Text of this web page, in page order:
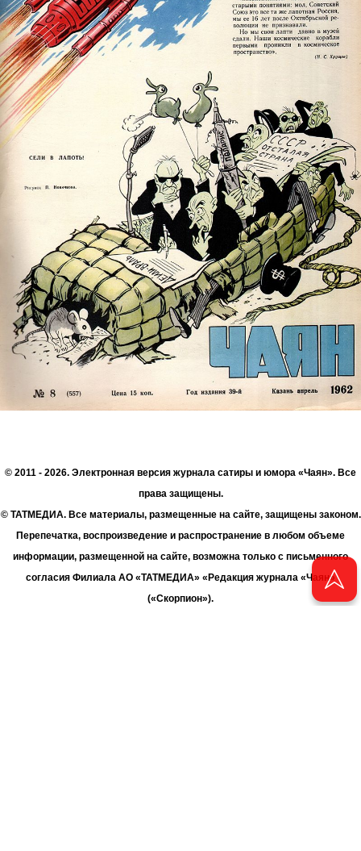
© 2011 - 2026. Электронная версия журнала сатиры и юмора «Чаян». Все
права защищены.
© ТАТМЕДИА. Все материалы, размещенные на сайте, защищены законом.
Перепечатка, воспроизведение и распространение в любом объеме
информации, размещенной на сайте, возможна только с письменного
согласия Филиала АО «ТАТМЕДИА» «Редакция журнала «Чаян»
(«Скорпион»).